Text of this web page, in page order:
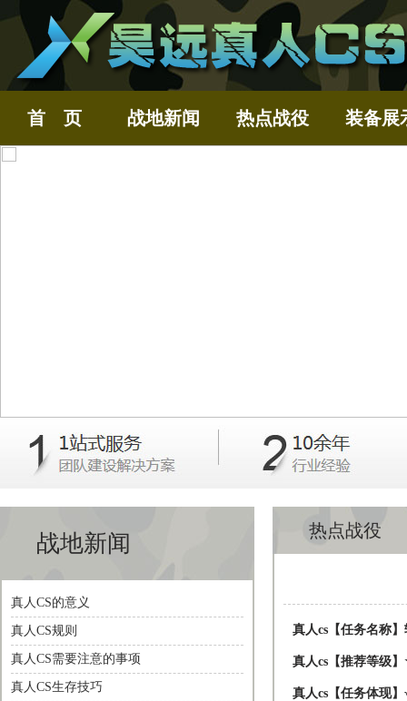
首 页 战地新闻 热点战役 装备展
战地新闻
真人CS的意义
真人CS规则
真人CS需要注意的事项
真人CS生存技巧
热点战役
真人cs【任务名称
真人cs【推荐等
真人cs【任务体现